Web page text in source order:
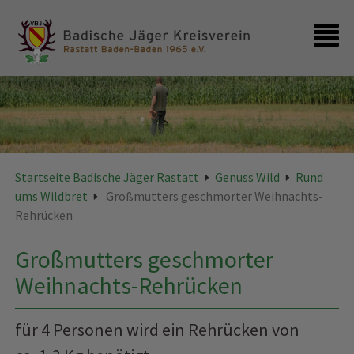
Startseite
Kontakt
Startseite Badische Jäger Rastatt Genuss Wild
Rund
ums Wildbret
Großmutters geschmorter Weihnachts-
Rehrücken
Großmutters geschmorter
Weihnachts-Rehrücken
für 4 Personen wird ein Rehrücken von